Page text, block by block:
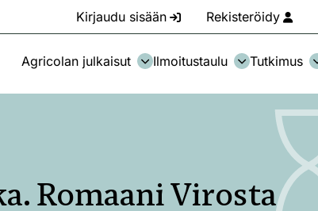
Kirjaudu sisään Rekisteröidy
Agricolan julkaisut Ilmoitustaulu Tutkimus
Romaani Virosta